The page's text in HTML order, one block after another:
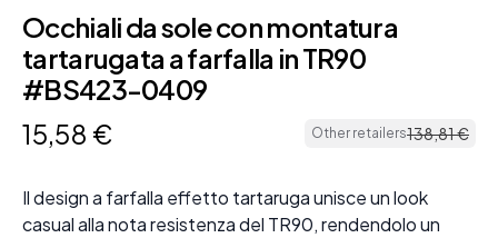
Occhiali da sole con montatura
tartarugata a farfalla in TR90
#BS423-0409
15,58 € Other retailers138,81€
Il design a farfalla effetto tartaruga unisce un look
casual alla nota resistenza del TR90, rendendolo un